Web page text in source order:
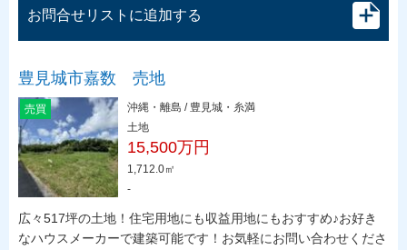
お問合せリストに追加する
豊見城市嘉数 売地
売買
沖縄・離島 / 豊見城・糸満
土地
15,500万円
1,712.0㎡
-
広々517坪の土地！住宅用地にも収益用地にもおすすめ♪お好き
なハウスメーカーで建築可能です！お気軽にお問い合わせくださ